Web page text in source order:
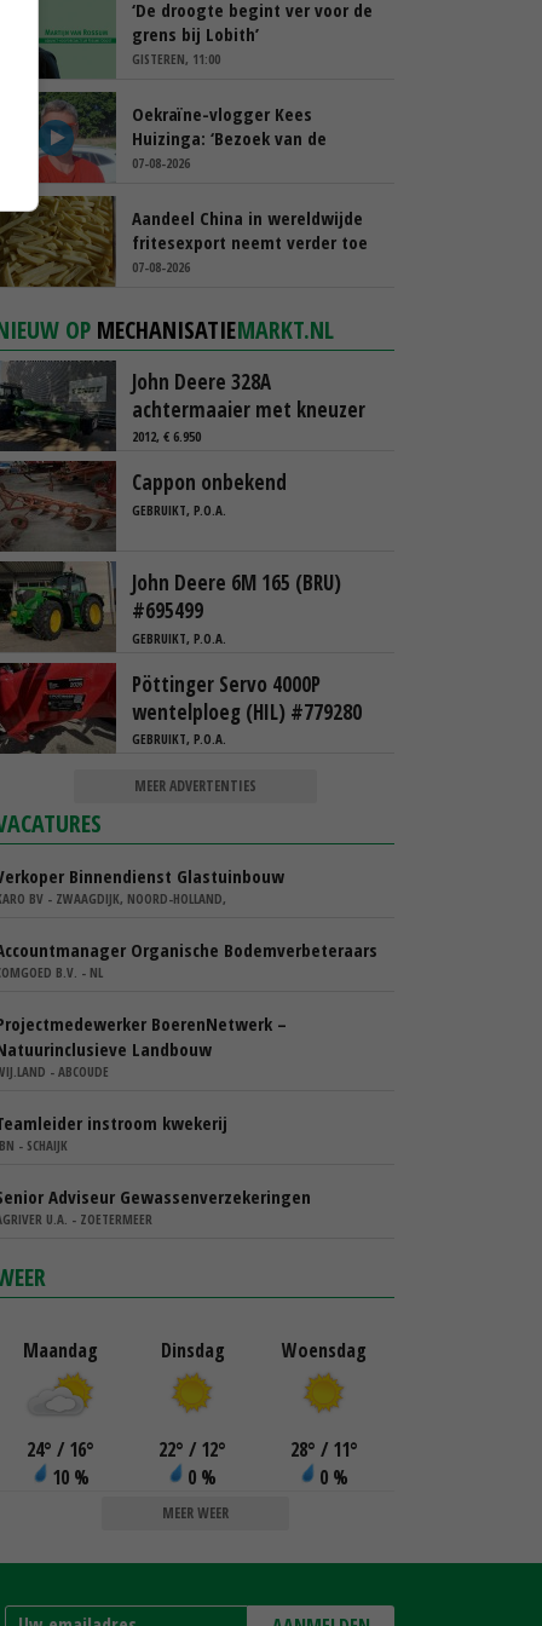
‘De droogte begint ver voor de
grens bij Lobith’
GISTEREN, 11:00
Oekraïne-vlogger Kees
Huizinga: ‘Bezoek van de
ambassade mag zelf groente
07-08-2026
Aandeel China in wereldwijde
fritesexport neemt verder toe
07-08-2026
OP MECHANISATIEMARKT.NL
John Deere 328A
achtermaaier met kneuzer
2012, € 6.950
Cappon onbekend
GEBRUIKT, P.O.A.
John Deere 6M 165 (BRU)
#695499
GEBRUIKT, P.O.A.
Pöttinger Servo 4000P
wentelploeg (HIL) #779280
GEBRUIKT, P.O.A.
MEER ADVERTENTIES
Binnendienst Glastuinbouw
BV - ZWAAGDIJK, NOORD-HOLLAND,
Organische Bodemverbeteraars
B.V. - NL
BoerenNetwerk –
Landbouw
- ABCOUDE
instroom kwekerij
- SCHAIJK
Adviseur Gewassenverzekeringen
U.A. - ZOETERMEER
Maandag
24° / 16°
10 %
Dinsdag
22° / 12°
0 %
Woensdag
28° / 11°
0 %
MEER WEER